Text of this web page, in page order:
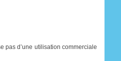
pas d’une utilisation commerciale